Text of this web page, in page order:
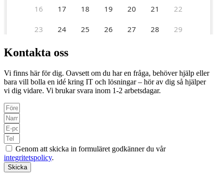
Kontakta oss
Vi finns här för dig. Oavsett om du har en fråga, behöver hjälp eller
bara vill bolla en idé kring IT och lösningar – hör av dig så hjälper
vi dig vidare. Vi brukar svara inom 1-2 arbetsdagar.
Genom att skicka in formuläret godkänner du vår
integritetspolicy.
Skicka